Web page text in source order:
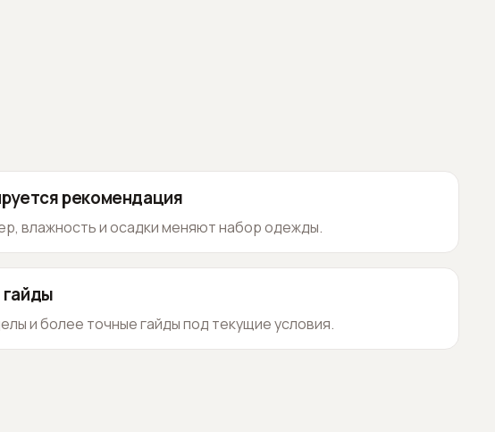
рекомендация
влажность и осадки меняют набор одежды.
и более точные гайды под текущие условия.